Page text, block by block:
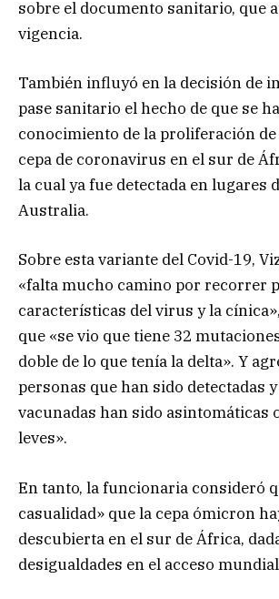
sobre el documento sanitario, que
vigencia.
También influyó en la decisión de
pase sanitario el hecho de que se
conocimiento de la proliferación
cepa de coronavirus en el sur de
la cual ya fue detectada en lugares
Australia.
Sobre esta variante del Covid-19,
«falta mucho camino por recorrer
características del virus y la
que «se vio que tiene 32
doble de lo que tenía la delta». Y
personas que han sido detectadas
vacunadas han sido asintomáticas
leves».
En tanto, la funcionaria consideró
casualidad» que la cepa ómicron
descubierta en el sur de África,
desigualdades en el acceso